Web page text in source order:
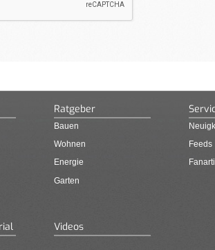
Ratgeber
Bauen
Wohnen
Energie
Garten
Feeds
Videos